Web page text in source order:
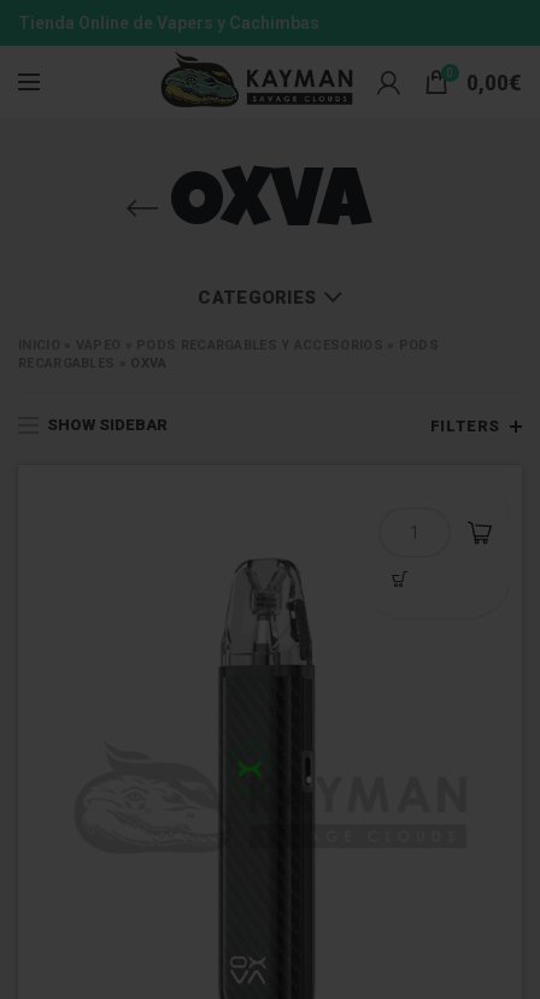
Tienda Online de Vapers y Cachimbas
0 0,00€
OXVA
CATEGORIES
OXVA
SHOW SIDEBAR FILTERS